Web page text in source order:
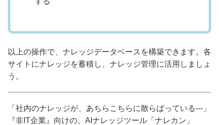
以上の操作で、ナレッジデータベースを構築できます。各
サイトにナレッジを蓄積し、ナレッジ管理に活用しましょ
う。
「社内のナレッジが、あちらこちらに散らばっている---」
『非IT企業』向けの、AIナレッジツール「ナレカン」